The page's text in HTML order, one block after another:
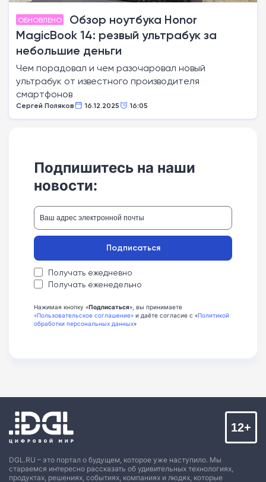
ОБНОВЛЕНО
Обзор ноутбука Honor
MagicBook 14: резвый ультрабук за
небольшие деньги
Чем порадовал и чем разочаровал новый
ультрабук от известного производителя
смартфонов
Сергей Поляков 16.12.2025 16:05
Подпишитесь на наши
новости:
Получать ежедневно
Получать еженедельно
Подписаться
Нажимая кнопку «Подписаться», вы принимаете
«Пользовательское соглашение» и даёте согласие с «Политикой
обработки персональных данных»
DGL.RU – это портал о будущем, которое уже наступило. Мы
стараемся интересно рассказать об удивительных технологиях,
продуктах, решениях, событиях, компаниях и людях, которые
12+